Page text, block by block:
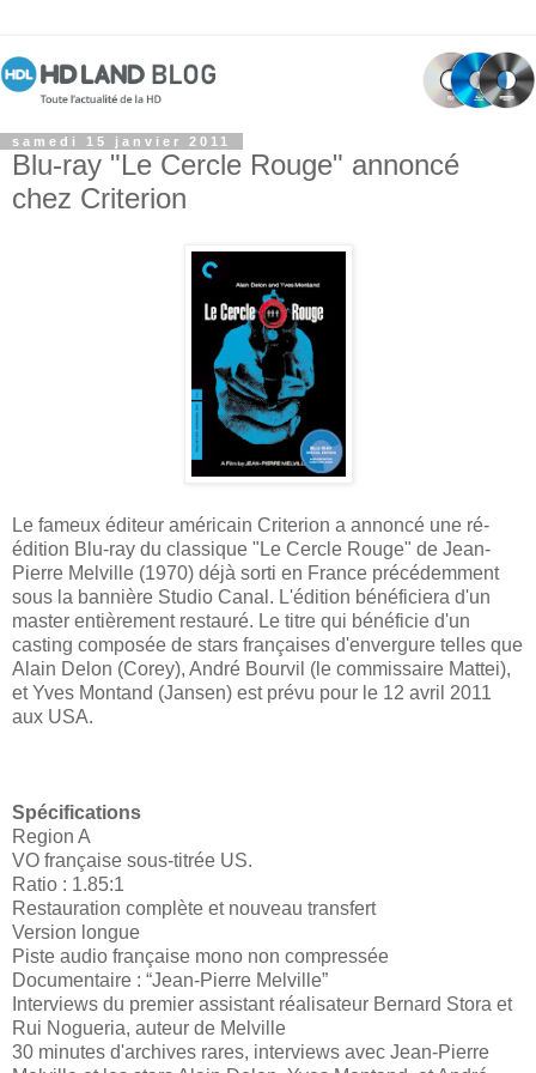
samedi 15 janvier 2011
Blu-ray "Le Cercle Rouge" annoncé
chez Criterion
Le fameux éditeur américain Criterion a annoncé une ré-
édition Blu-ray du classique "Le Cercle Rouge" de Jean-
Pierre Melville (1970) déjà sorti en France précédemment
sous la bannière Studio Canal. L'édition bénéficiera d'un
master entièrement restauré. Le titre qui bénéficie d'un
casting composée de stars françaises d'envergure telles que
Alain Delon (Corey), André Bourvil (le commissaire Mattei),
et Yves Montand (Jansen) est prévu pour le 12 avril 2011
aux USA.
Spécifications
Region A
VO française sous-titrée US.
Ratio : 1.85:1
Restauration complète et nouveau transfert
Version longue
Piste audio française mono non compressée
Documentaire : “Jean-Pierre Melville”
Interviews du premier assistant réalisateur Bernard Stora et
Rui Nogueria, auteur de Melville
30 minutes d'archives rares, interviews avec Jean-Pierre